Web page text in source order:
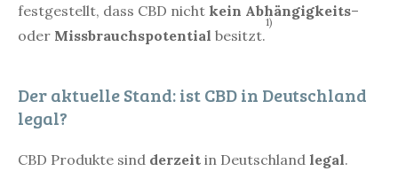
festgestellt, dass CBD nicht kein Abhängigkeits–
oder Missbrauchspotential besitzt.
1)
Der aktuelle Stand: ist CBD in Deutschland
legal?
CBD Produkte sind derzeit in Deutschland legal.